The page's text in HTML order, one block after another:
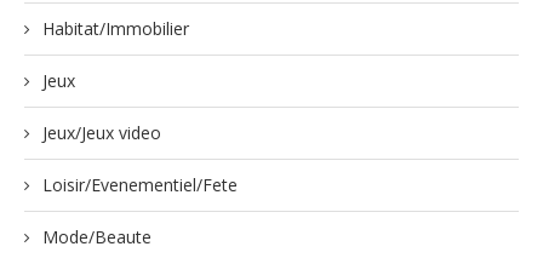
Habitat/Immobilier
Jeux
Jeux/Jeux video
Loisir/Evenementiel/Fete
Mode/Beaute